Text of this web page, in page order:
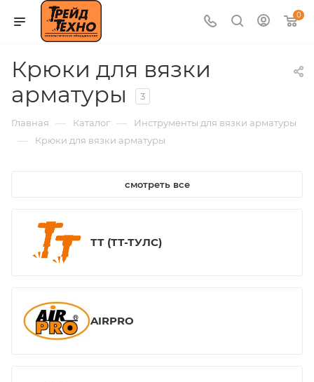
0
Крюки для вязки
арматуры
3
Главная — Каталог — Инструменты для вязки арматуры
— Крюки для вязки арматуры
смотреть все
ТТ (ТТ-ТУЛС)
AIRPRO